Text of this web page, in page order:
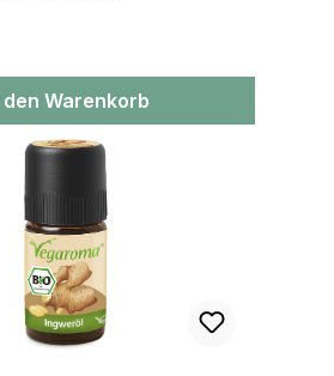
in der Weihnachtsbäckerei
ayurvedischen Küche.
Kuchen, Gebäck,
Gerichte, Eis, Kaffee, Chai-
eine exotisch-warme
in Speisen, Backwaren
wird durch
Kardamomsamen
den Warenkorb